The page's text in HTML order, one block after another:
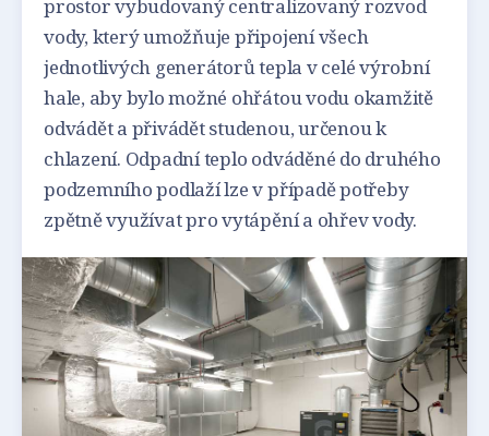
prostor vybudovaný centralizovaný rozvod
vody, který umožňuje připojení všech
jednotlivých generátorů tepla v celé výrobní
hale, aby bylo možné ohřátou vodu okamžitě
odvádět a přivádět studenou, určenou k
chlazení. Odpadní teplo odváděné do druhého
podzemního podlaží lze v případě potřeby
zpětně využívat pro vytápění a ohřev vody.